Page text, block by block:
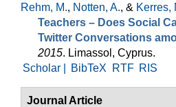
Rehm, M., Notten, A., & Kerres,
Teachers – Does Social
Twitter Conversations
2015. Limassol, Cyprus.
Scholar |
BibTeX RTF RIS
Journal Article